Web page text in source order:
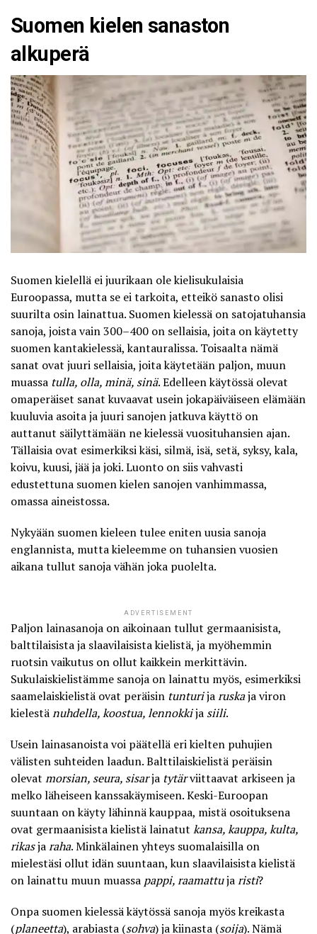
Suomen kielen sanaston
alkuperä
Suomen kielellä ei juurikaan ole kielisukulaisia
Euroopassa, mutta se ei tarkoita, etteikö sanasto olisi
suurilta osin lainattua. Suomen kielessä on satojatuhansia
sanoja, joista vain 300–400 on sellaisia, joita on käytetty
suomen kantakielessä, kantauralissa. Toisaalta nämä
sanat ovat juuri sellaisia, joita käytetään paljon, muun
muassa tulla, olla, minä, sinä. Edelleen käytössä olevat
omaperäiset sanat kuvaavat usein jokapäiväiseen elämään
kuuluvia asoita ja juuri sanojen jatkuva käyttö on
auttanut säilyttämään ne kielessä vuosituhansien ajan.
Tällaisia ovat esimerkiksi käsi, silmä, isä, setä, syksy, kala,
koivu, kuusi, jää ja joki. Luonto on siis vahvasti
edustettuna suomen kielen sanojen vanhimmassa,
omassa aineistossa.
Nykyään suomen kieleen tulee eniten uusia sanoja
englannista, mutta kieleemme on tuhansien vuosien
aikana tullut sanoja vähän joka puolelta.
ADVERTISEMENT
Paljon lainasanoja on aikoinaan tullut germaanisista,
balttilaisista ja slaavilaisista kielistä, ja myöhemmin
ruotsin vaikutus on ollut kaikkein merkittävin.
Sukulaiskielistämme sanoja on lainattu myös, esimerkiksi
saamelaiskielistä ovat peräisin tunturijaruskaja viron
kielestänuhdella, koostua, lennokkija siili.
Usein lainasanoista voi päätellä eri kielten puhujien
välisten suhteiden laadun. Balttilaiskielistä peräisin
olevat morsian, seura, sisarja tytärviittaavat arkiseen ja
melko läheiseen kanssakäymiseen. Keski-Euroopan
suuntaan on käyty lähinnä kauppaa, mistä osoituksena
ovat germaanisista kielistä lainatut kansa, kauppa, kulta,
rikasjaraha. Minkälainen yhteys suomalaisilla on
mielestäsi ollut idän suuntaan, kun slaavilaisista kielistä
on lainattu muun muassa pappi, raamattujaristi?
Onpa suomen kielessä käytössä sanoja myös kreikasta
(planeetta), arabiasta (sohva) ja kiinasta (soija). Nämä